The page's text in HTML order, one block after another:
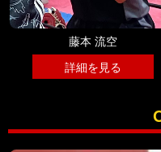
藤本 流空
詳細を見る